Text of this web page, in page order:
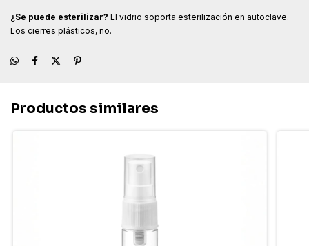
¿Se puede esterilizar? El vidrio soporta esterilización en autoclave.
Los cierres plásticos, no.
Productos similares